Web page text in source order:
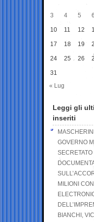
3 4 5 6
10 11 12
17 18 19
24 25 26
31
« Lug
Leggi gli
inseriti
GOVERNO
SECRETATO
MILIONI
BIANCHI,